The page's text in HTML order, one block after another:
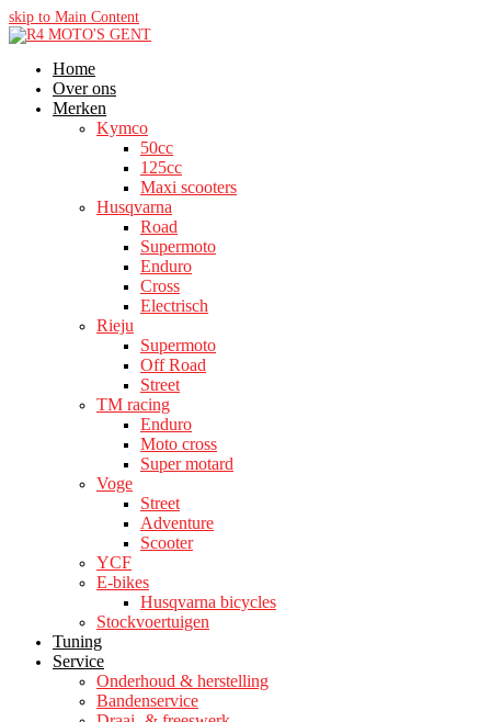
skip to Main Content
Home
Over ons
Merken
Kymco
50cc
125cc
Maxi scooters
Husqvarna
Road
Supermoto
Enduro
Cross
Electrisch
Rieju
Supermoto
Off Road
Street
TM racing
Enduro
Moto cross
Super motard
Voge
Street
Adventure
Scooter
YCF
E-bikes
Husqvarna bicycles
Stockvoertuigen
Tuning
Service
Onderhoud & herstelling
Bandenservice